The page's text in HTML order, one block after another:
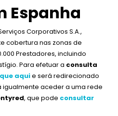
Espanha
Corporativos S.A.,
cobertura nas zonas de
Prestadores, incluindo
Para efetuar a consulta
aquie será redirecionado
igualmente aceder a uma rede
, que pode consultar